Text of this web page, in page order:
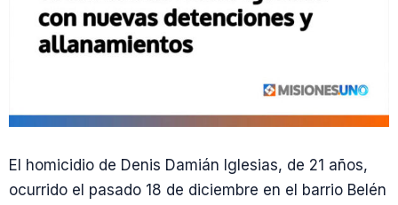
El homicidio de Denis Damián Iglesias, de 21 años,
ocurrido el pasado 18 de diciembre en el barrio Belén